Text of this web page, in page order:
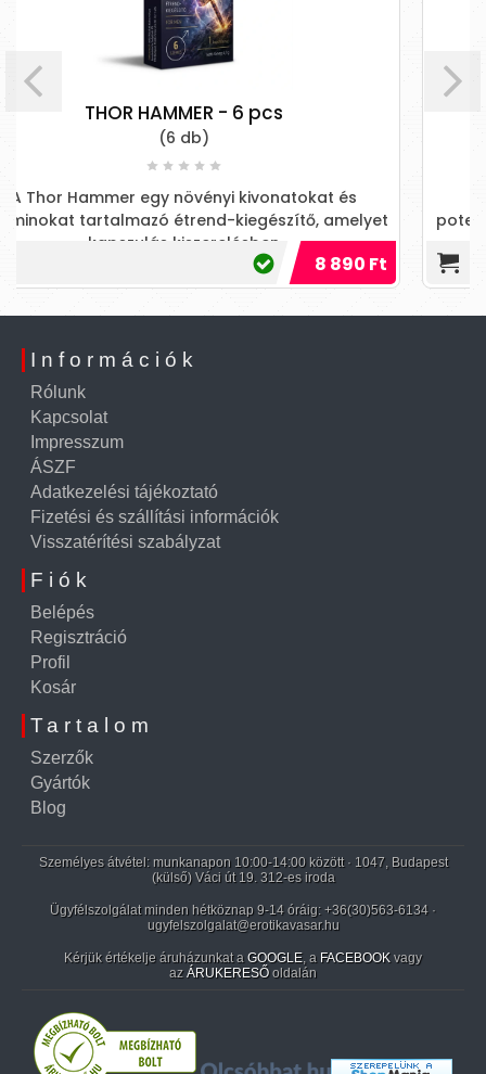
és
amelyet
SPX2
Többszörös orgazmus
potenciafokozóval! Kimagasló
alkohol fogyasztása
Információk
Rólunk
Kapcsolat
Impresszum
ÁSZF
Adatkezelési tájékoztató
Fizetési és szállítási információk
Visszatérítési szabályzat
Fiók
Belépés
Regisztráció
Profil
Kosár
Tartalom
Szerzők
Gyártók
Blog
Személyes átvétel: munkanapon 10:00-14:00 között · 1047, Budapest
(külső) Váci út 19. 312-es iroda
Ügyfélszolgálat minden hétköznap 9-14 óráig: +36(30)563-6134 ·
ugyfelszolgalat@erotikavasar.hu
Kérjük értékelje áruházunkat a GOOGLE, a FACEBOOK vagy
az ÁRUKERESŐ oldalán